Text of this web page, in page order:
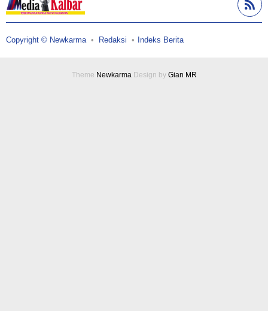
Copyright © Newkarma Redaksi Indeks Berita
Theme NewkarmaDesign by Gian MR